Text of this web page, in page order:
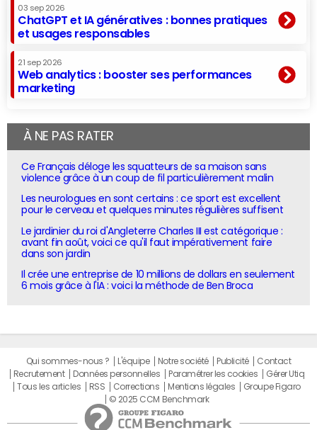
03 sep 2026
ChatGPT et IA génératives : bonnes pratiques
et usages responsables
21 sep 2026
Web analytics : booster ses performances
marketing
À NE PAS RATER
Ce Français déloge les squatteurs de sa maison sans
violence grâce à un coup de fil particulièrement malin
Les neurologues en sont certains : ce sport est excellent
pour le cerveau et quelques minutes régulières suffisent
Le jardinier du roi d'Angleterre Charles III est catégorique :
avant fin août, voici ce qu'il faut impérativement faire
dans son jardin
Il crée une entreprise de 10 millions de dollars en seulement
6 mois grâce à l'IA : voici la méthode de Ben Broca
Qui sommes-nous ? L'équipe Notre société Publicité
Contact
Recrutement
Données personnelles Paramétrer les cookies
Gérer Utiq
Tous les articles
RSS Corrections Mentions légales
Groupe Figaro
© 2025 CCM Benchmark